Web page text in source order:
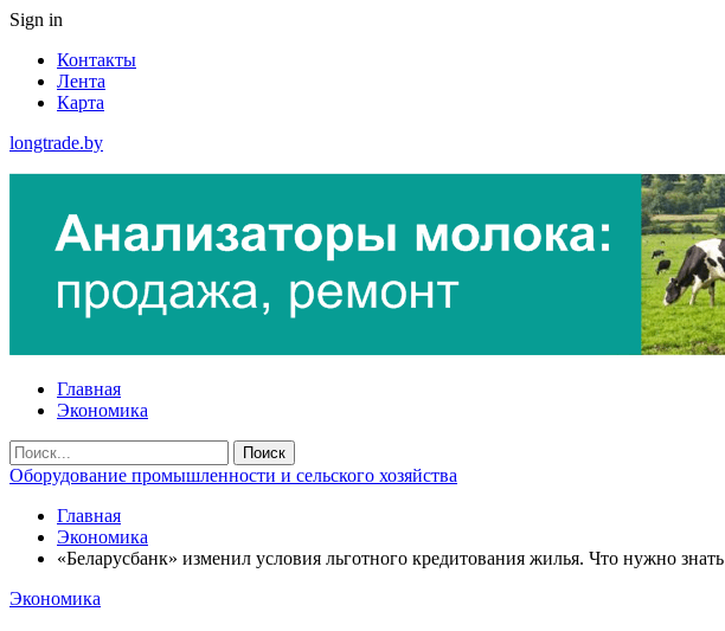
Sign in
Контакты
Лента
Карта
longtrade.by
Главная
Экономика
Оборудование промышленности и сельского хозяйства
Главная
Экономика
«Беларусбанк» изменил условия льготного кредитования жилья. Что нужно знать
Экономика